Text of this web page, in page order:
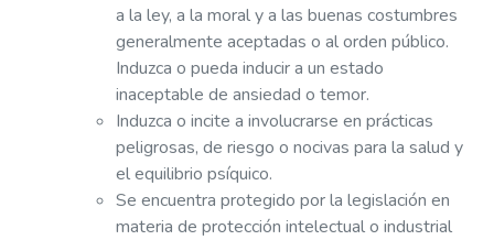
a la ley, a la moral y a las buenas costumbres
generalmente aceptadas o al orden público.
Induzca o pueda inducir a un estado
inaceptable de ansiedad o temor.
Induzca o incite a involucrarse en prácticas
peligrosas, de riesgo o nocivas para la salud y
el equilibrio psíquico.
Se encuentra protegido por la legislación en
materia de protección intelectual o industrial